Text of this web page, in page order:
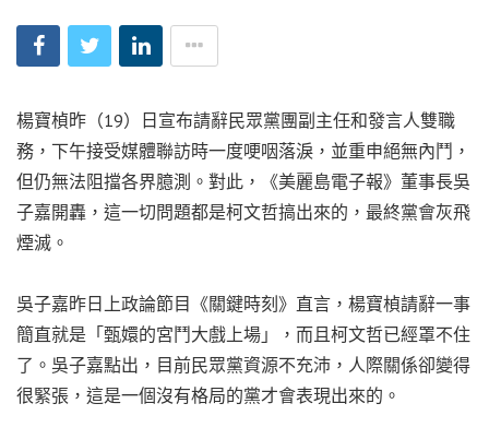
楊寶楨昨（19）日宣布請辭民眾黨團副主任和發言人雙職
務，下午接受媒體聯訪時一度哽咽落淚，並重申絕無內鬥，
但仍無法阻擋各界臆測。對此，《美麗島電子報》董事長吳
子嘉開轟，這一切問題都是柯文哲搞出來的，最終黨會灰飛
煙滅。
吳子嘉昨日上政論節目《關鍵時刻》直言，楊寶楨請辭一事
簡直就是「甄嬛的宮鬥大戲上場」，而且柯文哲已經罩不住
了。吳子嘉點出，目前民眾黨資源不充沛，人際關係卻變得
很緊張，這是一個沒有格局的黨才會表現出來的。